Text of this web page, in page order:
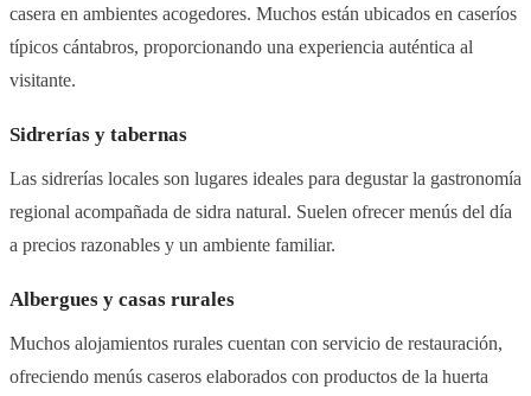
casera en ambientes acogedores. Muchos están ubicados en caseríos
típicos cántabros, proporcionando una experiencia auténtica al
visitante.
Sidrerías y tabernas
Las sidrerías locales son lugares ideales para degustar la gastronomía
regional acompañada de sidra natural. Suelen ofrecer menús del día
a precios razonables y un ambiente familiar.
Albergues y casas rurales
Muchos alojamientos rurales cuentan con servicio de restauración,
ofreciendo menús caseros elaborados con productos de la huerta